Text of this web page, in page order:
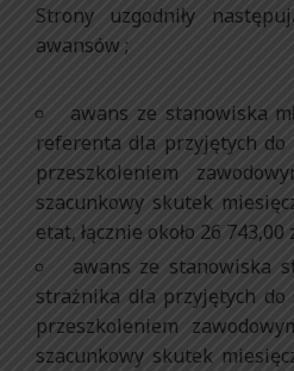
Strony uzgodniły
awansów ;
awans ze stanowiska
referenta dla przyjętych do
przeszkoleniem
szacunkowy skutek
etat, łącznie około 26 743,00
awans ze stanowiska
strażnika dla przyjętych do
przeszkoleniem
szacunkowy skutek